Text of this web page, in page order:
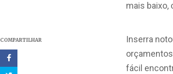
COMPARTILHAR
mais baixo,
Inserra
fácil